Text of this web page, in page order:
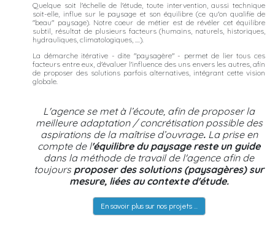
Quelque soit l'échelle de l'étude, toute intervention, aussi technique
soit-elle, influe sur le paysage et son équilibre (ce qu'on qualifie de
"beau" paysage). Notre coeur de métier est de révéler cet équilibre
subtil, résultat de plusieurs facteurs (humains, naturels, historiques,
hydrauliques, climatologiques, ....).
La démarche itérative - dite "paysagère" - permet de lier tous ces
facteurs entre eux, d'évaluer l'influence des uns envers les autres, afin
de proposer des solutions parfois alternatives, intégrant cette vision
globale.
L'agence se met à l’écoute, afin de proposer la
meilleure adaptation / concrétisation possible des
aspirations de la maîtrise d’ouvrage. La prise en
compte de l'équilibre du paysage reste un guide
dans la méthode de travail de l'agence afin de
toujours proposer des solutions (paysagères) sur
mesure, liées au contexte d'étude.
En savoir plus sur nos projets ...